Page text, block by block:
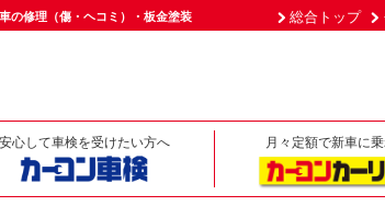
の修理（傷・ヘコミ）・板金塗装 総合トップ
安心して車検を受けたい方へ 月々定額で新車に乗